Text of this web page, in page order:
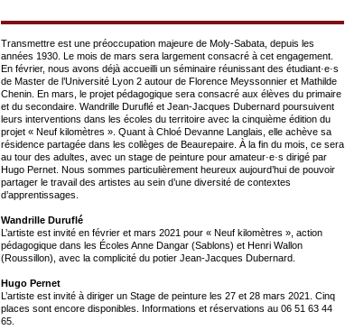
Transmettre est une préoccupation majeure de Moly-Sabata, depuis les
années 1930. Le mois de mars sera largement consacré à cet engagement.
En février, nous avons déjà accueilli un séminaire réunissant des étudiant·e·s
de Master de l’Université Lyon 2 autour de Florence Meyssonnier et Mathilde
Chenin. En mars, le projet pédagogique sera consacré aux élèves du primaire
et du secondaire. Wandrille Duruflé et Jean-Jacques Dubernard poursuivent
leurs interventions dans les écoles du territoire avec la cinquième édition du
projet « Neuf kilomètres ». Quant à Chloé Devanne Langlais, elle achève sa
résidence partagée dans les collèges de Beaurepaire. À la fin du mois, ce sera
au tour des adultes, avec un stage de peinture pour amateur·e·s dirigé par
Hugo Pernet. Nous sommes particulièrement heureux aujourd’hui de pouvoir
partager le travail des artistes au sein d’une diversité de contextes
d’apprentissages.
Wandrille Duruflé
L’artiste est invité en février et mars 2021 pour « Neuf kilomètres », action
pédagogique dans les Écoles Anne Dangar (Sablons) et Henri Wallon
(Roussillon), avec la complicité du potier Jean-Jacques Dubernard.
Hugo Pernet
L’artiste est invité à diriger un Stage de peinture les 27 et 28 mars 2021. Cinq
places sont encore disponibles. Informations et réservations au 06 51 63 44
65.